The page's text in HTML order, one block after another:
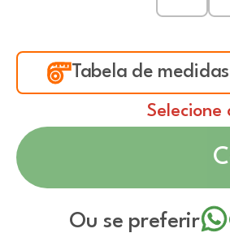
Tabela de medidas
Selecione
Ou se preferir